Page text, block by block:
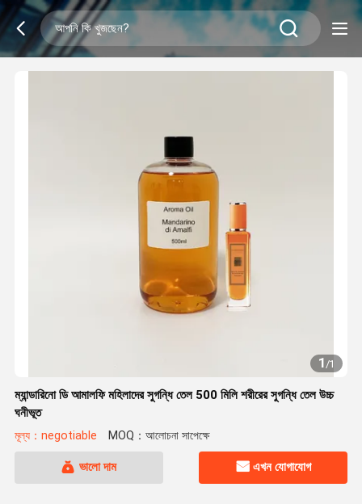
1/1
ম্যান্ডারিনো ডি আমালফি মহিলাদের সুগন্ধি তেল 500 মিলি শরীরের সুগন্ধি তেল উচ্চ
ঘনীভূত
মূল্য：negotiable MOQ：আলোচনা সাপেক্ষে
ভালো দাম এখন যোগাযোগ